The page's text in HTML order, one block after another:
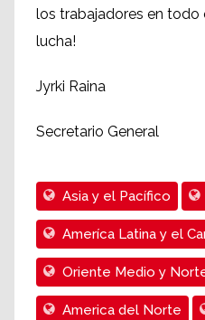
los trabajadores en todo
lucha!
Jyrki Raina
Secretario General
Asia y el Pacífico
Ameríca Latina y el
Oriente Medio y
America del Norte